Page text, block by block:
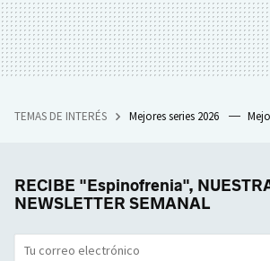
TEMAS DE INTERÉS Mejores series 2026
RECIBE "Espinofrenia",
NEWSLETTER SEMANAL